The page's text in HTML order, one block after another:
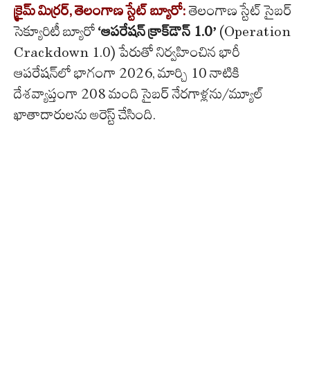
క్రైమ్మిర్రర్,తెలంగాణస్టేట్బ్యూరో:తెలంగాణ స్టేట్ సైబర్
సెక్యూరిటీ బ్యూరో ‘ఆపరేషన్ క్రాక్‌డౌన్ 1.0’ (Operation
Crackdown 1.0) పేరుతో నిర్వహించిన భారీ
ఆపరేషన్‌లో భాగంగా 2026, మార్చి 10 నాటికి
దేశవ్యాప్తంగా 208 మంది సైబర్ నేరగాళ్లను/మ్యూల్
ఖాతాదారులను అరెస్ట్ చేసింది.